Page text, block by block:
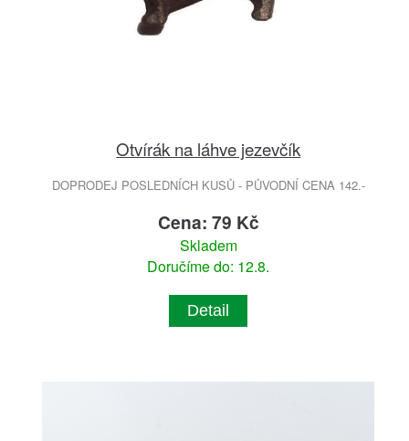
Otvírák na láhve jezevčík
DOPRODEJ POSLEDNÍCH KUSŮ - PŮVODNÍ CENA 142.-
Cena: 79 Kč
Skladem
Doručíme do: 12.8.
Detail